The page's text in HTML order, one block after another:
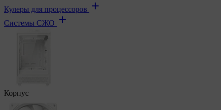
Кулеры для процессоров
Системы СЖО
Корпус